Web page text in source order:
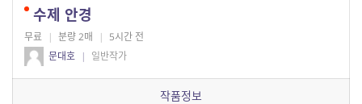
수제 안경
무료 | 분량 2매 | 5시간 전
문대호 | 일반작가
작품정보